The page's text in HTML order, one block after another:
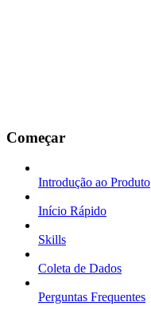
Começar
Introdução ao Produto
Início Rápido
Skills
Coleta de Dados
Perguntas Frequentes